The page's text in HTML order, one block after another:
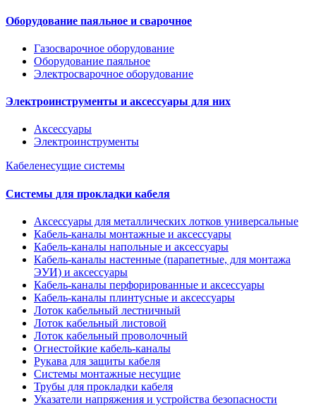
Оборудование паяльное и сварочное
Газосварочное оборудование
Оборудование паяльное
Электросварочное оборудование
Электроинструменты и аксессуары для них
Аксессуары
Электроинструменты
Кабеленесущие системы
Системы для прокладки кабеля
Аксессуары для металлических лотков универсальные
Кабель-каналы монтажные и аксессуары
Кабель-каналы напольные и аксессуары
Кабель-каналы настенные (парапетные, для монтажа
ЭУИ) и аксессуары
Кабель-каналы перфорированные и аксессуары
Кабель-каналы плинтусные и аксессуары
Лоток кабельный лестничный
Лоток кабельный листовой
Лоток кабельный проволочный
Огнестойкие кабель-каналы
Рукава для защиты кабеля
Системы монтажные несущие
Трубы для прокладки кабеля
Указатели напряжения и устройства безопасности